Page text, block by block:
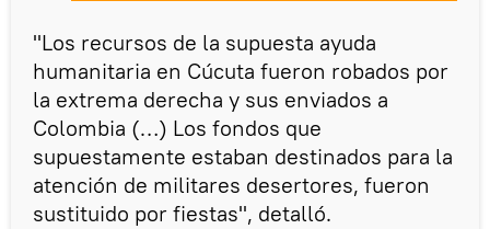
"Los recursos de la supuesta ayuda
humanitaria en Cúcuta fueron robados por
la extrema derecha y sus enviados a
Colombia (…) Los fondos que
supuestamente estaban destinados para la
atención de militares desertores, fueron
sustituido por fiestas", detalló.